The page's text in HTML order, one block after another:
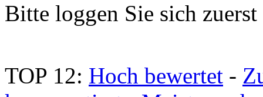
Bitte loggen Sie sich
TOP 12: Hoch bewertet -